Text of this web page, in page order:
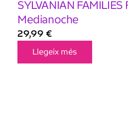
SYLVANIAN FAMILIES
Medianoche
29,99 €
Llegeix més